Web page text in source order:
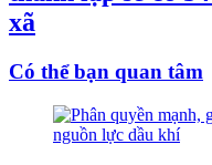
xã
Có thể bạn quan tâm